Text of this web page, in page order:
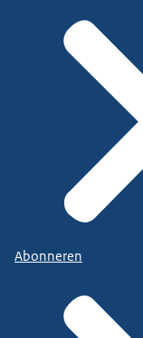
Abonneren